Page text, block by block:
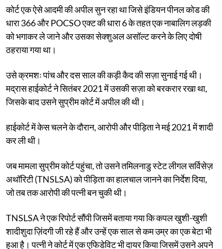
कोर्ट एक ऐसे आदमी की अपील सुन रहा था जिसे इंडियन पीनल कोड की
धारा 366 और POCSO एक्ट की धारा 6 के तहत एक नाबालिग लड़की
को भगाकर ले जाने और उसका सेक्शुअल असॉल्ट करने के लिए दोषी
ठहराया गया था।
उसे क्रमशः पांच और दस साल की कड़ी कैद की सज़ा सुनाई गई थी।
मद्रास हाईकोर्ट ने सितंबर 2021 में उसकी सज़ा को बरकरार रखा था,
जिसके बाद उसने सुप्रीम कोर्ट में अपील की थी।
हाईकोर्ट में केस चलने के दौरान, आरोपी और पीड़िता ने मई 2021 में शादी
कर ली थी।
जब मामला सुप्रीम कोर्ट पहुंचा, तो उसने तमिलनाडु स्टेट लीगल सर्विसेज़
अथॉरिटी (TNSLSA) को पीड़िता का हालचाल जानने का निर्देश दिया,
जो तब तक आरोपी की पत्नी बन चुकी थी।
TNSLSA ने एक रिपोर्ट सौंपी जिसमें बताया गया कि कपल खुशी-खुशी
शादीशुदा ज़िंदगी जी रहे हैं और उन्हें एक साल से कम उम्र का एक बेटा भी
हुआ है। पत्नी ने कोर्ट में एक एफिडेविट भी दायर किया जिसमें उसने अपने